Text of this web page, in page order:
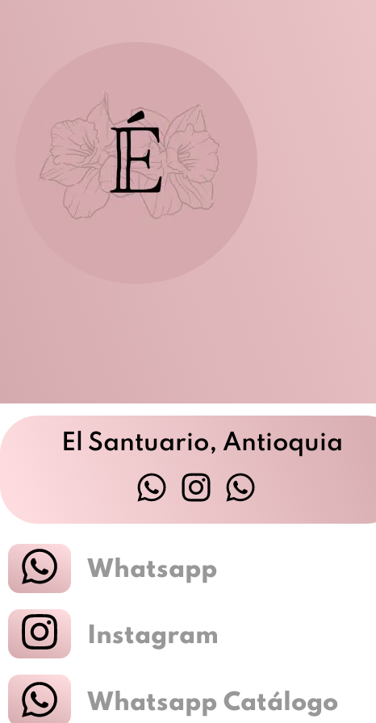
El Santuario, Antioquia
Whatsapp
Instagram
Whatsapp Catálogo